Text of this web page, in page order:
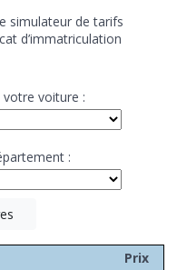
simulateur de tarifs
d’immatriculation
votre voiture :
:
Prix